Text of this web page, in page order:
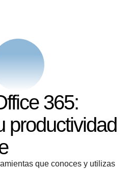
365:
productividad
que conoces y utilizas